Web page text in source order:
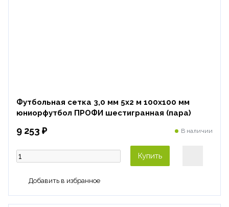
Футбольная сетка 3,0 мм 5х2 м 100х100 мм
юниорфутбол ПРОФИ шестигранная (пара)
9 253 ₽ В наличии
Купить